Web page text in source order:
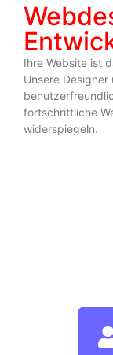
Ihre Website ist
Unsere
fortschrittliche
widerspiegeln.